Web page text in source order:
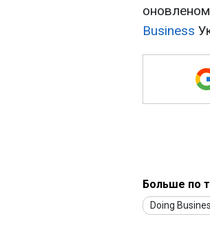
Business
Больше по
Doing